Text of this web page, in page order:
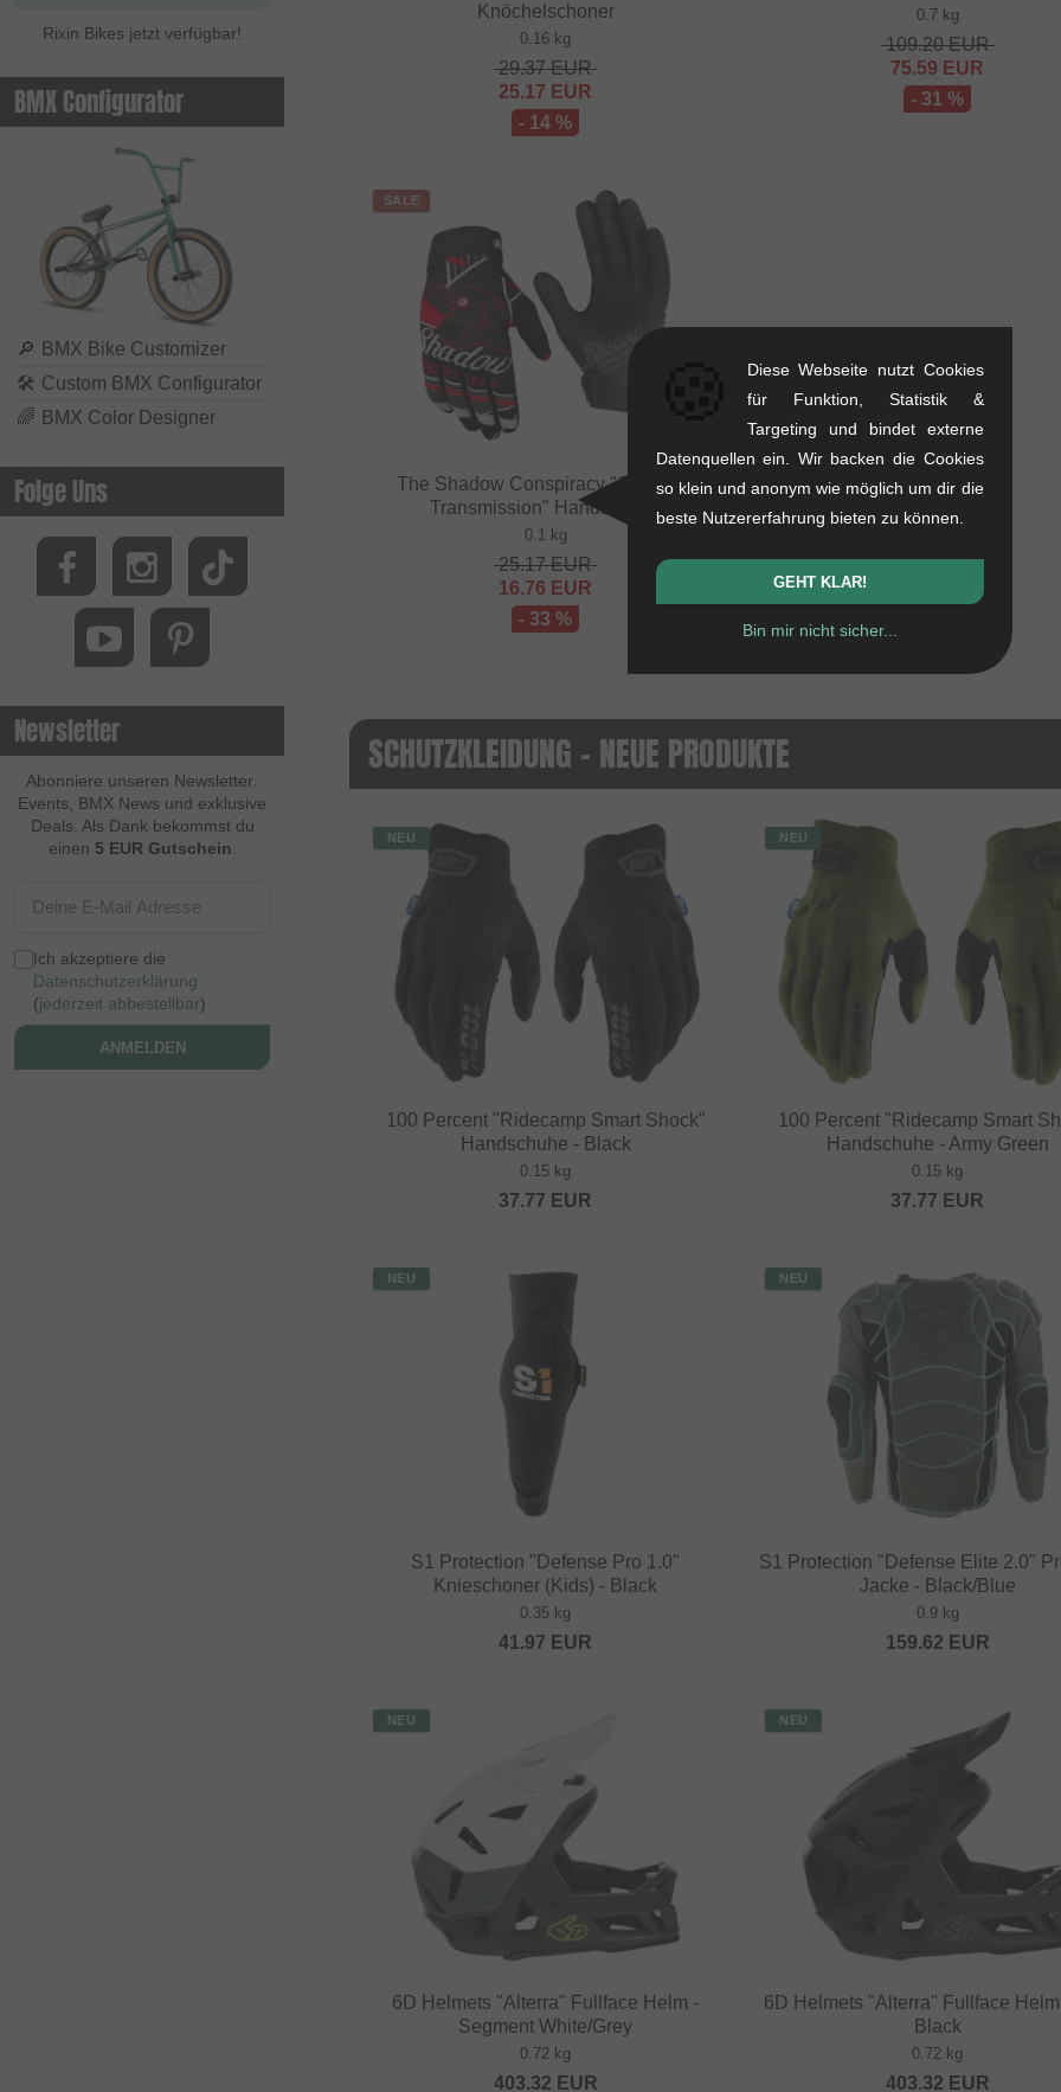
Rixin Bikes jetzt verfügbar!
BMX Configurator
🔎 BMX Bike Customizer
🛠 Custom BMX Configurator
🌈 BMX Color Designer
Folge Uns
Newsletter
Abonniere unseren Newsletter:
Events, BMX News und exklusive
Deals. Als Dank bekommst du
einen 5 EUR Gutschein
Ich akzeptiere die
Datenschutzerklärung
(jederzeit abbestellbar)
ANMELDEN
Knöchelschoner
0.16 kg
29.37EUR
25.17 EUR
- 14 %
0.7 kg
109.20EUR
75.59 EUR
- 31 %
SALE
The Shadow Conspiracy "Conspire
Transmission" Handschuhe
0.1 kg
25.17EUR
16.76 EUR
- 33 %
SCHUTZKLEIDUNG - NEUE PRODUKTE
NEU
100 Percent "Ridecamp Smart Shock"
Handschuhe - Black
0.15 kg
37.77 EUR
NEU
100 Percent "Ridecamp Smart
Handschuhe - Army Green
0.15 kg
37.77 EUR
NEU
S1 Protection "Defense Pro 1.0"
Knieschoner (Kids) - Black
0.35 kg
41.97 EUR
NEU
S1 Protection "Defense Elite 2.0"
Jacke - Black/Blue
0.9 kg
159.62 EUR
NEU
6D Helmets "Alterra" Fullface Helm -
Segment White/Grey
0.72 kg
403.32 EUR
NEU
6D Helmets "Alterra" Fullface
Black
0.72 kg
403.32 EUR
Diese Webseite nutzt Cookies
für Funktion, Statistik &
Targeting und bindet externe
Datenquellen ein. Wir backen die Cookies
so klein und anonym wie möglich um dir die
beste Nutzererfahrung bieten zu können.
GEHT KLAR!
Bin mir nicht sicher...